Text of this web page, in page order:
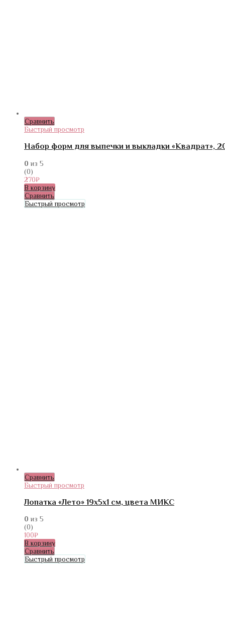
Сравнить
Быстрый просмотр
Набор форм для выпечки и выкладки «Квадрат»,
0 из 5
(0)
270₽
В корзину
Сравнить
Быстрый просмотр
Сравнить
Быстрый просмотр
Лопатка «Лето» 19х5х1 см, цвета МИКС
0 из 5
(0)
100₽
В корзину
Сравнить
Быстрый просмотр